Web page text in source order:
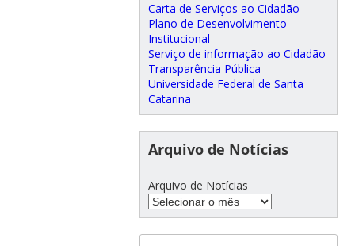
Carta de Serviços ao Cidadão
Plano de Desenvolvimento
Institucional
Serviço de informação ao Cidadão
Transparência Pública
Universidade Federal de Santa
Catarina
Arquivo de Notícias
Arquivo de Notícias